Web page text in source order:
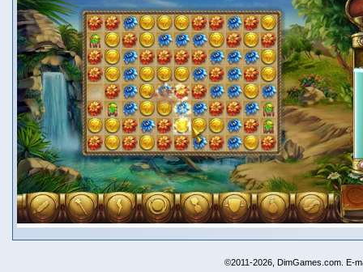
©2011-2026, DimGames.com. E-